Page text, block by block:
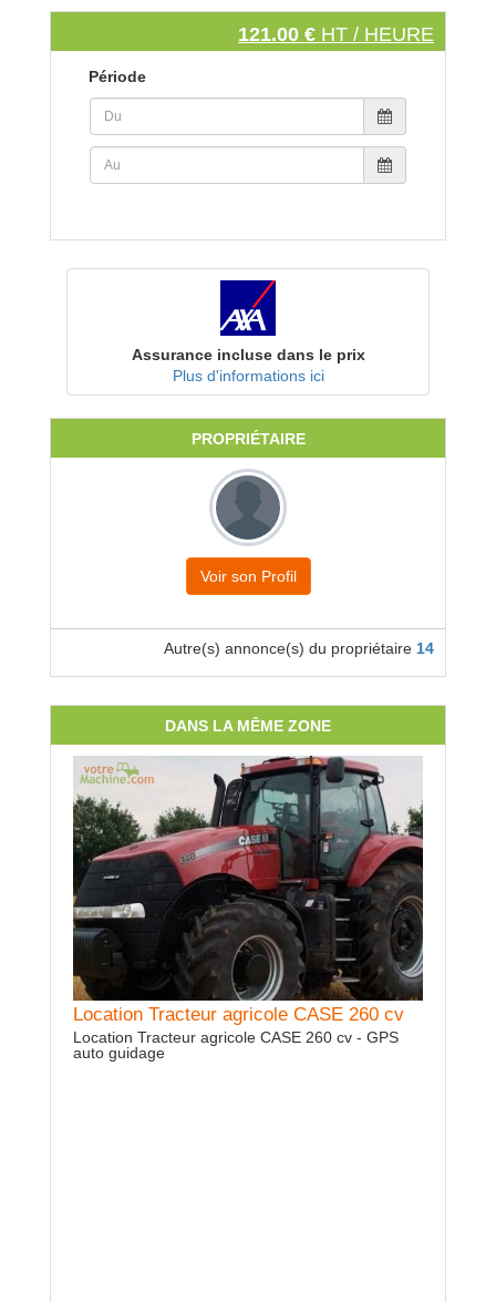
121.00 € HT / HEURE
Période
Assurance incluse dans le prix
Plus d'informations ici
PROPRIÉTAIRE
Voir son Profil
Autre(s) annonce(s) du propriétaire 14
DANS LA MÊME ZONE
Location Tracteur agricole CASE 260 cv
Location Tracteur agricole CASE 260 cv - GPS
auto guidage